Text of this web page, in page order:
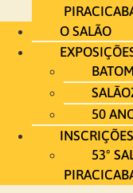
O SALÃO
50
INSCRIÇÕES
53º